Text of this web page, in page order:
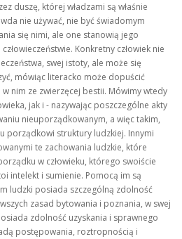
duszę, której władzami są właśnie
nie używać, nie być świadomym
się nimi, ale one stanowią jego
Konkretny człowiek nie
swej istoty, ale może się
mówiąc literacko może dopuścić
nim ze zwierzęcej bestii. Mówimy wtedy
jak i - nazywając poszczególne akty
nieuporządkowanym, a więc takim,
porządkowi struktury ludzkiej. Innymi
te zachowania ludzkie, które
w człowieku, którego swoiście
intelekt i sumienie. Pomocą im są
ludzki posiada szczególną zdolność
zasad bytowania i poznania, w swej
zdolność uzyskania i sprawnego
postępowania, roztropnością i